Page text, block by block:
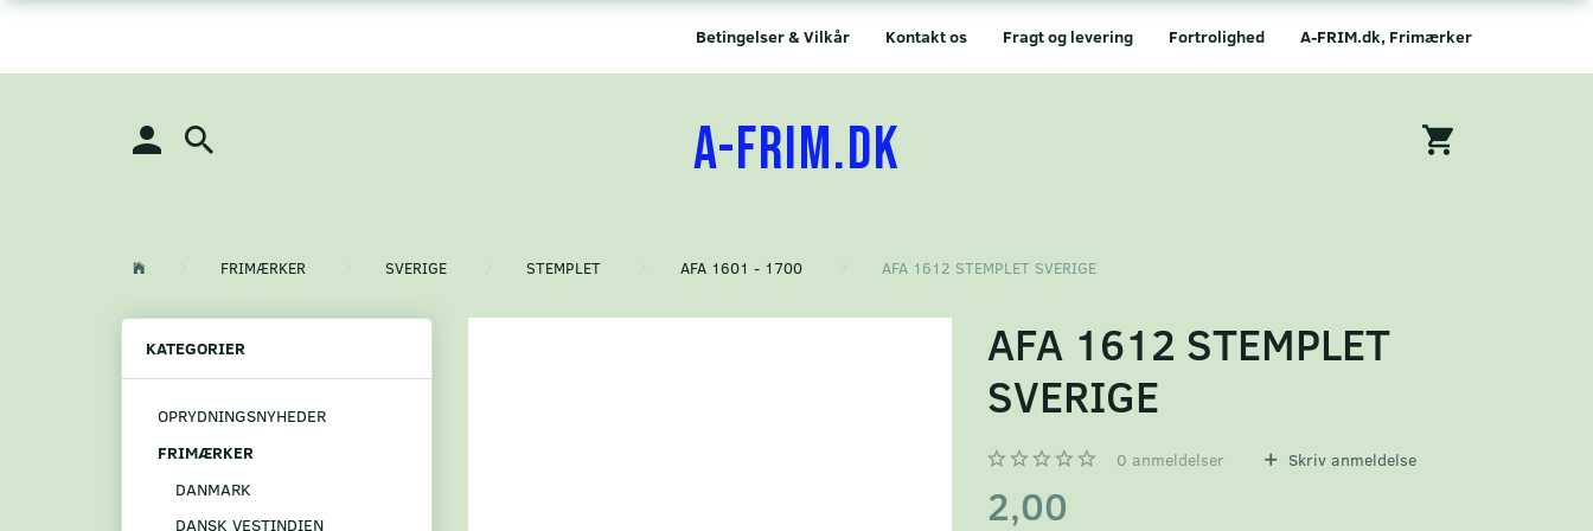
A-FRIM.dk, Frimærker
Fortrolighed
Fragt og levering
Kontakt os
Betingelser & Vilkår
A-FRIM.DK
FRIMÆRKER SVERIGE STEMPLET AFA 1601 - 1700 AFA 1612 STEMPLET SVERIGE
KATEGORIER
OPRYDNINGSNYHEDER
FRIMÆRKER
DANMARK
DANSK VESTINDIEN
AFA 1612 STEMPLET
SVERIGE
0 anmeldelser Skriv anmeldelse
2,00